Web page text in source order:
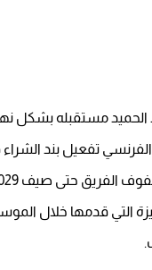
مستقبله بشكل
الفرنسي تفعيل بند
التي قدمها خلال